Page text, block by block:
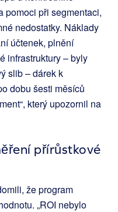
pomoci při segmentaci,
nedostatky. Náklady
účtenek, plnění
infrastruktury – byly
slib – dárek k
dobu šesti měsíců
který upozornil na
přírůstkové
že program
„ROI nebylo